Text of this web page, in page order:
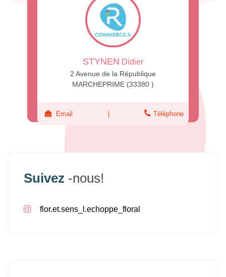
STYNEN Didier
2 Avenue de la République
MARCHEPRIME (33380 )
Email Téléphone
Suivez -nous!
flor.et.sens_l.echoppe_floral